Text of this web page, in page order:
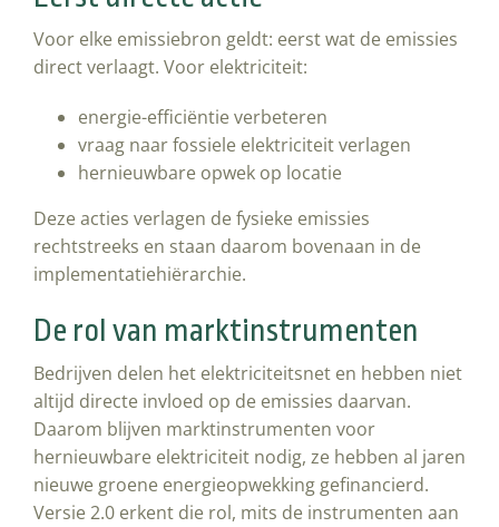
Voor elke emissiebron geldt: eerst wat de emissies
direct verlaagt. Voor elektriciteit:
energie-efficiëntie verbeteren
vraag naar fossiele elektriciteit verlagen
hernieuwbare opwek op locatie
Deze acties verlagen de fysieke emissies
rechtstreeks en staan daarom bovenaan in de
implementatiehiërarchie.
De rol van marktinstrumenten
Bedrijven delen het elektriciteitsnet en hebben niet
altijd directe invloed op de emissies daarvan.
Daarom blijven marktinstrumenten voor
hernieuwbare elektriciteit nodig, ze hebben al jaren
nieuwe groene energieopwekking gefinancierd.
Versie 2.0 erkent die rol, mits de instrumenten aan